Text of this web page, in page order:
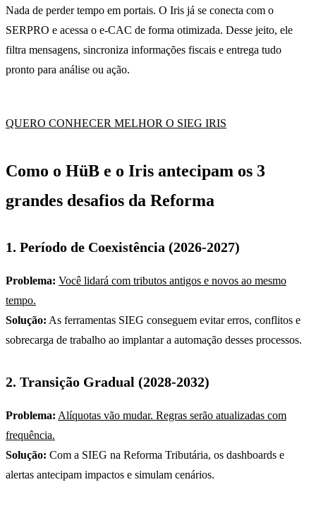
Nada de perder tempo em portais. O Iris já se conecta com o
SERPRO e acessa o e-CAC de forma otimizada. Desse jeito, ele
filtra mensagens, sincroniza informações fiscais e entrega tudo
pronto para análise ou ação.
QUERO CONHECER MELHOR O SIEG IRIS
Como o HüB e o Iris antecipam os 3
grandes desafios da Reforma
1. Período de Coexistência (2026-2027)
Problema: Você lidará com tributos antigos e novos ao mesmo
tempo.
Solução: As ferramentas SIEG conseguem evitar erros, conflitos e
sobrecarga de trabalho ao implantar a automação desses processos.
2. Transição Gradual (2028-2032)
Problema: Alíquotas vão mudar. Regras serão atualizadas com
frequência.
Solução: Com a SIEG na Reforma Tributária, os dashboards e
alertas antecipam impactos e simulam cenários.